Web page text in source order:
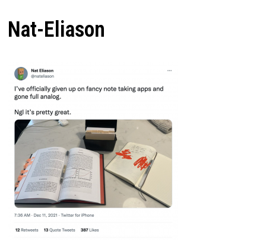
Nat-Eliason